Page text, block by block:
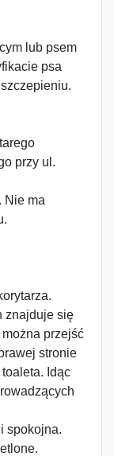
lub psem
psa
przy ul.
Nie ma
znajduje się
przejść
stronie
Idąc
spokojna.